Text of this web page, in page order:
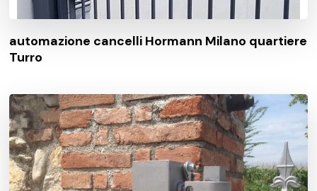
automazione cancelli Hormann Milano quartiere
Turro